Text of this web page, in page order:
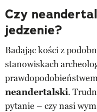
Czy
jedzenie?
Badając kości z
stanowiskach
neandertalski.
pytanie – czy nasi